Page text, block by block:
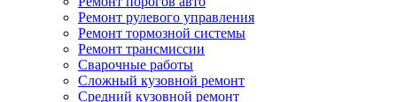
Ремонт рулевого управления
Ремонт тормозной системы
Ремонт трансмиссии
Сварочные работы
Сложный кузовной ремонт
Средний кузовной ремонт